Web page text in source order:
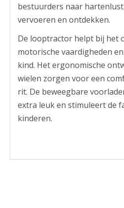
bestuurders naar
vervoeren en ontdekken.
De looptractor helpt bij het
motorische vaardigheden
kind. Het ergonomische
wielen zorgen voor een
rit. De beweegbare
extra leuk en stimuleert de
kinderen.